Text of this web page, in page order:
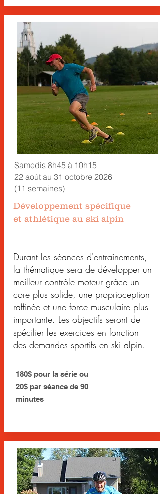
Samedis 8h45 à 10h15
22 août au 31 octobre 2026
(11 semaines)
Développement spécifique
et athlétique au ski alpin
Durant les séances d'entraînements,
la thématique sera de développer un
meilleur contrôle moteur grâce un
core plus solide, une proprioception
raffinée et une force musculaire plus
importante. Les objectifs seront de
spécifier les exercices en fonction
des demandes sportifs en ski alpin.
180$ pour la série ou
20$ par séance de 90
minutes